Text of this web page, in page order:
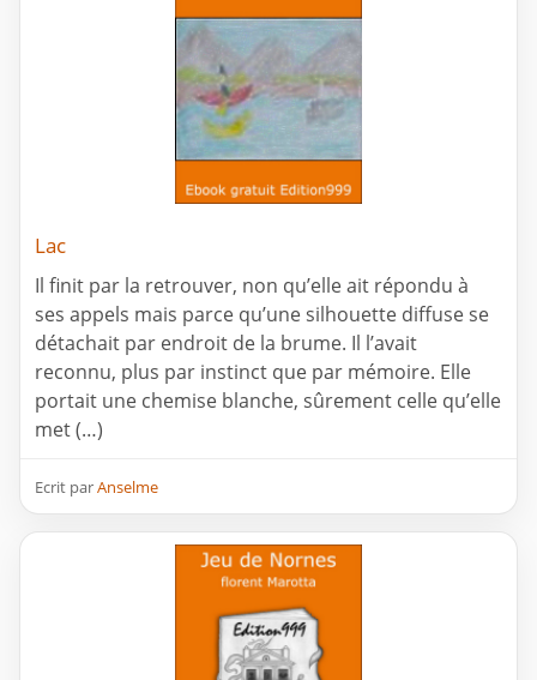
Lac
Il finit par la retrouver, non qu’elle ait répondu à
ses appels mais parce qu’une silhouette diffuse se
détachait par endroit de la brume. Il l’avait
reconnu, plus par instinct que par mémoire. Elle
portait une chemise blanche, sûrement celle qu’elle
met (…)
Ecrit parAnselme